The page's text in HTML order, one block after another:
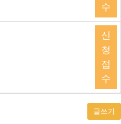
수
신
청
접
수
글쓰기